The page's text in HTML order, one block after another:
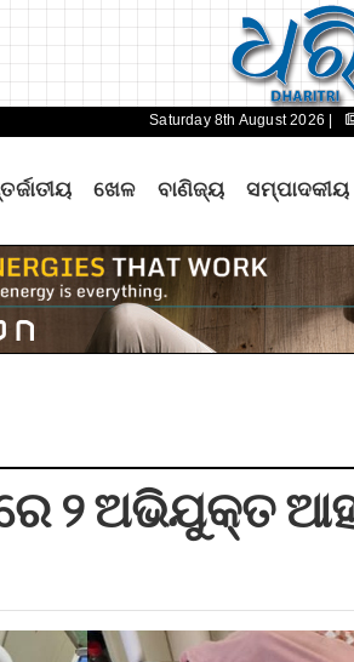
Saturday 8th August 2026 |
ଖେଳ ବାଣିଜ୍ୟ ସମ୍ପାଦକୀୟ
୨ ଅଭିଯୁକ୍ତ